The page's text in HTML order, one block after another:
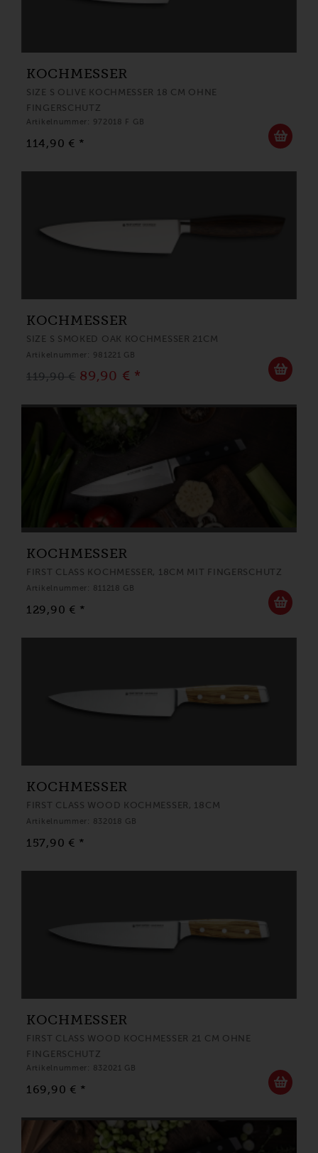
KOCHMESSER
SIZE S OLIVE KOCHMESSER 18 CM OHNE
FINGERSCHUTZ
Artikelnummer: 972018 F GB
114,90 € *
KOCHMESSER
SIZE S SMOKED OAK KOCHMESSER 21CM
Artikelnummer: 981221 GB
119,90 € 89,90 € *
KOCHMESSER
FIRST CLASS KOCHMESSER, 18CM MIT FINGERSCHUTZ
Artikelnummer: 811218 GB
129,90 € *
KOCHMESSER
FIRST CLASS WOOD KOCHMESSER, 18CM
Artikelnummer: 832018 GB
157,90 € *
KOCHMESSER
FIRST CLASS WOOD KOCHMESSER 21 CM OHNE
FINGERSCHUTZ
Artikelnummer: 832021 GB
169,90 € *